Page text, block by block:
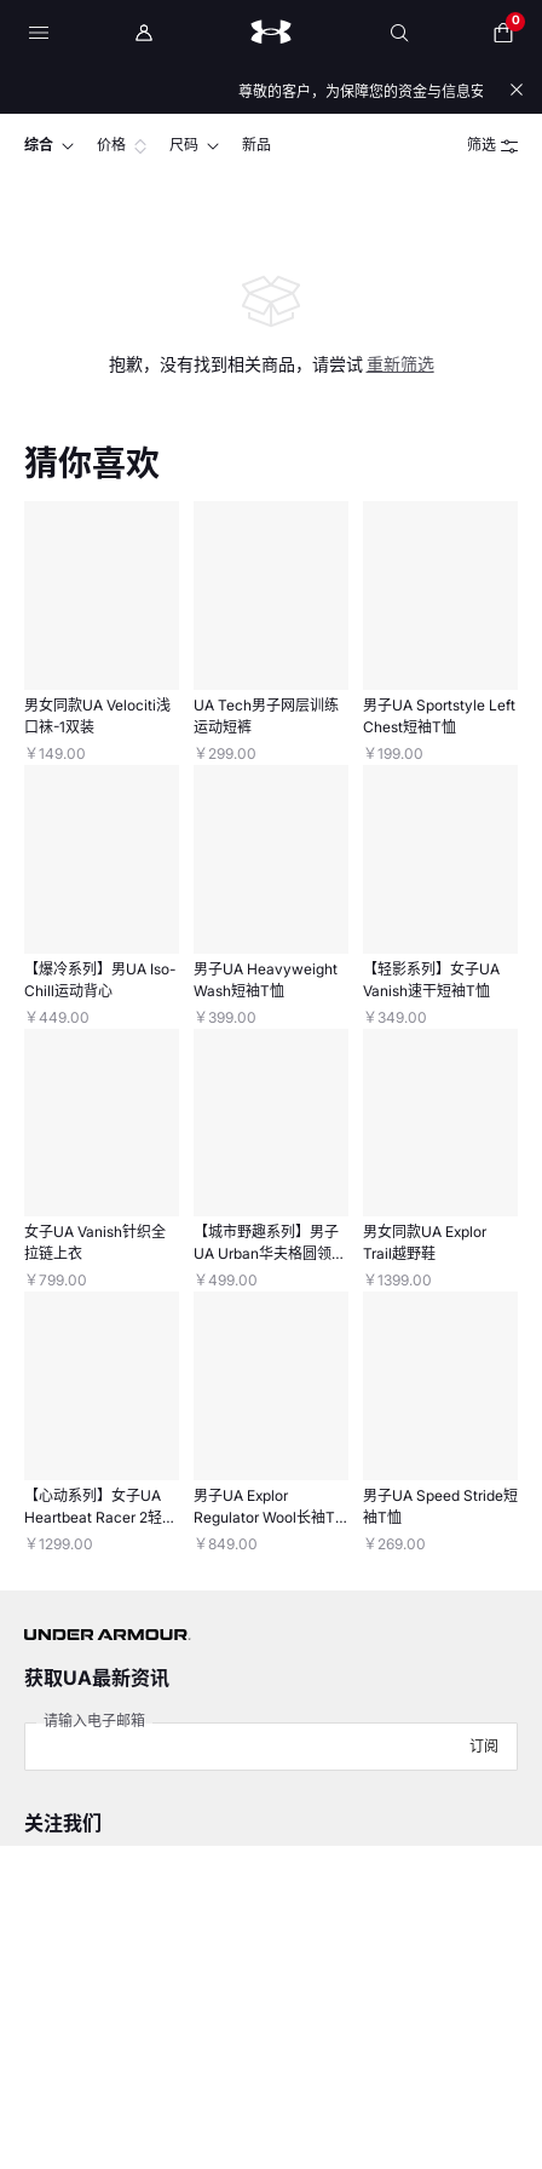
0
尊敬的客户，为保障您的资金与信息安全，我
综合 价格 尺码 新品 筛选
抱歉，没有找到相关商品，请尝试 重新筛选
猜你喜欢
男女同款UA Velociti浅
口袜-1双装
￥149.00
UA Tech男子网层训练
运动短裤
￥299.00
男子UA Sportstyle Left
Chest短袖T恤
￥199.00
【爆冷系列】男UA Iso-
Chill运动背心
￥449.00
男子UA Heavyweight
Wash短袖T恤
￥399.00
【轻影系列】女子UA
Vanish速干短袖T恤
￥349.00
女子UA Vanish针织全
拉链上衣
￥799.00
【城市野趣系列】男子
UA Urban华夫格圆领长
袖上衣
￥499.00
男女同款UA Explor
Trail越野鞋
￥1399.00
【心动系列】女子UA
Heartbeat Racer 2轻质
跑鞋
￥1299.00
男子UA Explor
Regulator Wool长袖T
恤
￥849.00
男子UA Speed Stride短
袖T恤
￥269.00
获取UA最新资讯
请输入电子邮箱
订阅
关注我们